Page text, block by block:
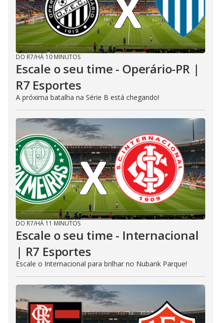
DO R7/HÁ 10 MINUTOS
Escale o seu time - Operário-PR |
R7 Esportes
A próxima batalha na Série B está chegando!
DO R7/HÁ 11 MINUTOS
Escale o seu time - Internacional
| R7 Esportes
Escale o Internacional para brilhar no Nubank Parque!